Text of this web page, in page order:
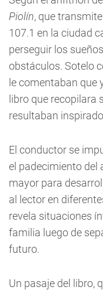
Piolín, que
107.1 en la ciudad
perseguir los
obstáculos. Sotelo
le comentaban que
libro que recopilara
resultaban
El conductor se
el padecimiento del
mayor para
al lector en
revela situaciones
familia luego de
futuro.
Un pasaje del libro,